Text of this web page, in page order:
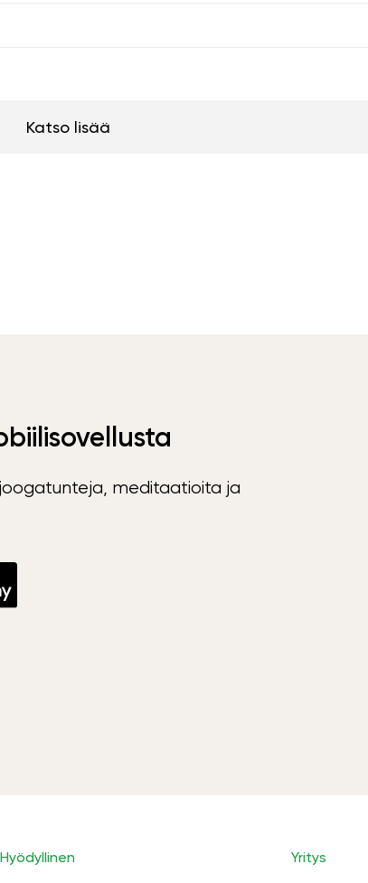
Katso lisää
meditaatioita ja
Hyödyllinen Yritys